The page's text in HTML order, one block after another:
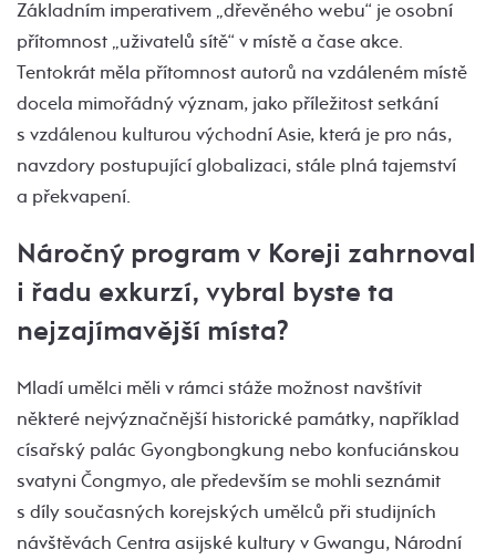
Základním imperativem „dřevěného webu“ je osobní
přítomnost „uživatelů sítě“ v místě a čase akce.
Tentokrát měla přítomnost autorů na vzdáleném místě
docela mimořádný význam, jako příležitost setkání
s vzdálenou kulturou východní Asie, která je pro nás,
navzdory postupující globalizaci, stále plná tajemství
a překvapení.
Náročný program v Koreji zahrnoval
i řadu exkurzí, vybral byste ta
nejzajímavější místa?
Mladí umělci měli v rámci stáže možnost navštívit
některé nejvýznačnější historické památky, například
císařský palác Gyongbongkung nebo konfuciánskou
svatyni Čongmyo, ale především se mohli seznámit
s díly současných korejských umělců při studijních
návštěvách Centra asijské kultury v Gwangu, Národní